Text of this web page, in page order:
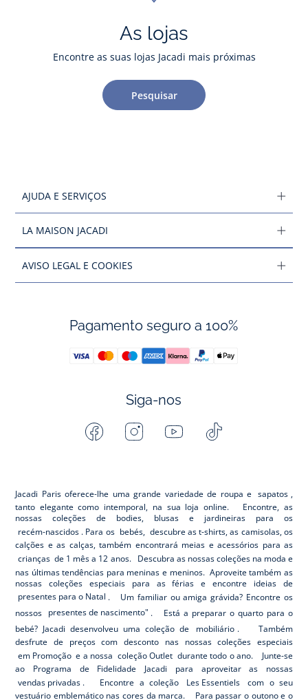
As lojas
Encontre as suas lojas Jacadi mais próximas
Pesquisar
AJUDA E SERVIÇOS
LA MAISON JACADI
AVISO LEGAL E COOKIES
Pagamento seguro a 100%
Siga-nos
FacebookInstagramYoutube
Jacadi Paris oferece-lhe uma grande variedade de roupa e sapatos ,
tanto elegante como intemporal, na sua loja online. Encontre, as
nossas coleções de bodies, blusas e jardineiras para os
recém-nascidos . Para os bebés, descubre as t-shirts, as camisolas, os
calções e as calças, também encontrará meias e acessórios para as
crianças de 1 mês a 12 anos. Descubra as nossas coleções na moda e
nas últimas tendências para meninas e meninos. Aproveite também as
nossas coleções especiais para as férias e encontre ideias de
presentes para o Natal . Um familiar ou amiga grávida? Encontre os
nossos presentes de nascimento" . Está a preparar o quarto para o
bebé? Jacadi desenvolveu uma coleção de
mobiliário . Também
desfrute de preços com desconto nas nossas coleções especiais
em Promoção e a nossa coleção Outlet durante todo o ano. Junte-se
ao Programa de Fidelidade Jacadi para aproveitar as nossas
vendas privadas . Encontre a coleção Les Essentiels
com o seu
vestuário emblemático nas cores da marca. Para passar o outono e o